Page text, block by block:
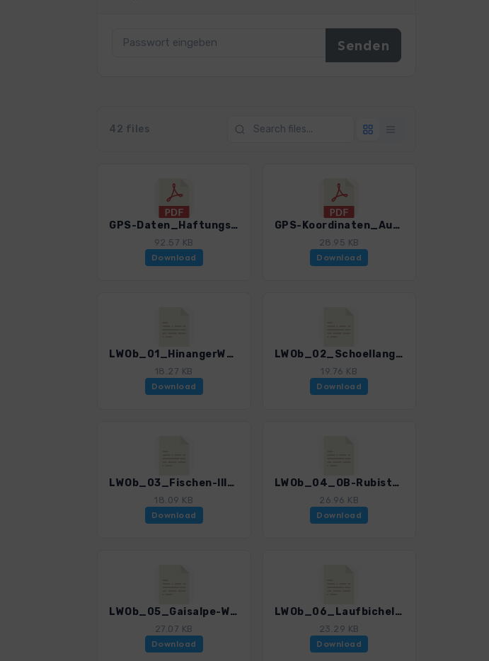
42 files
GPS-Daten_Haftungsausschluss-Nutzungsbedingungen_WB_Leichte Wanderungen Oberstdorf_3196_2.pdf
92.57 KB
Download
GPS-Koordinaten_Ausgangspunkte_WB_Leichte Wanderungen Oberstdorf_3196_2.pdf
28.95 KB
Download
LWOb_01_HinangerWf-Sonnenklause_3196_2.gpx
18.27 KB
Download
LWOb_02_Schoellang-Wiesenweg_3196_2.gpx
19.76 KB
Download
LWOb_03_Fischen-Iller-Kapelle_3196_2.gpx
18.09 KB
Download
LWOb_04_OB-Rubisteg-Jauchen_3196_2.gpx
26.96 KB
Download
LWOb_05_Gaisalpe-Wallrafweg_3196_2.gpx
27.07 KB
Download
LWOb_06_Laufbichelsee_3196_2.gpx
23.29 KB
Download